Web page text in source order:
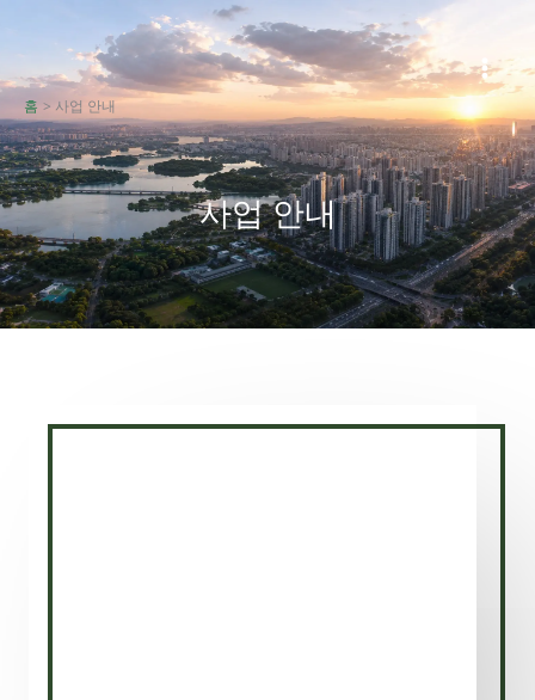
츠
로
건
너
뛰
기
홈 사업 안내
사업 안내